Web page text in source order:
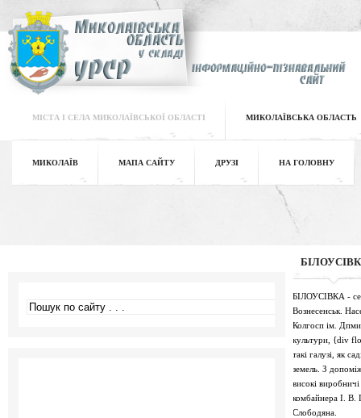
МІСТА І СЕЛА МИКОЛАЇВСЬКОЇ ОБЛАСТІ МИКОЛАЇВСЬКА ОБЛАСТЬ
МИКОЛАЇВ МАПА САЙТУ ДРУЗІ НА ГОЛОВНУ
БІЛОУСІВКА -
Вознесенськ.
Колгосп ім.
культури, {div
такі галузі, як
земель. З
високі
комбайнера І.
Слободяна.